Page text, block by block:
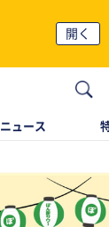
開く
ニュース